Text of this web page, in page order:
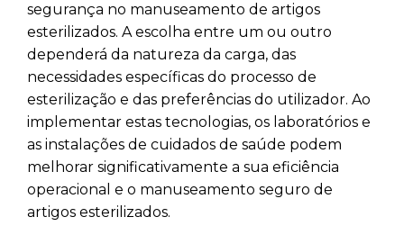
segurança no manuseamento de artigos
esterilizados. A escolha entre um ou outro
dependerá da natureza da carga, das
necessidades específicas do processo de
esterilização e das preferências do utilizador. Ao
implementar estas tecnologias, os laboratórios e
as instalações de cuidados de saúde podem
melhorar significativamente a sua eficiência
operacional e o manuseamento seguro de
artigos esterilizados.